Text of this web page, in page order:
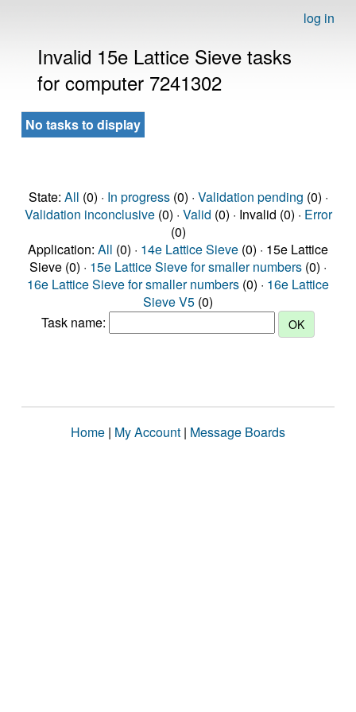
log in
Invalid 15e Lattice Sieve tasks
for computer 7241302
No tasks to display
State: All (0) · In progress(0) · Validation pending (0) ·
Validation inconclusive(0) · Valid (0) · Invalid (0) · Error
(0)
Application: All (0) · 14e Lattice Sieve (0) · 15e Lattice
Sieve (0) · 15e Lattice Sieve for smaller numbers (0) ·
16e Lattice Sieve for smaller numbers (0) · 16e Lattice
Sieve V5 (0)
Task name:
Home | My Account | Message Boards